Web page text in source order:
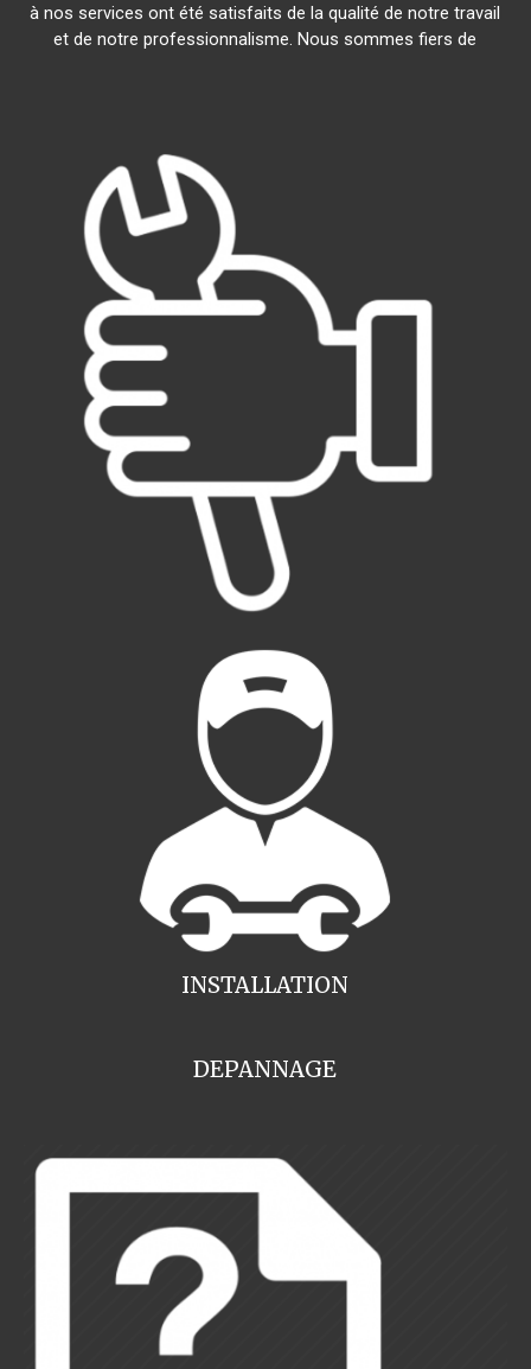
à nos services ont été satisfaits de la qualité de notre travail
et de notre professionnalisme. Nous sommes fiers de
INSTALLATION
DEPANNAGE